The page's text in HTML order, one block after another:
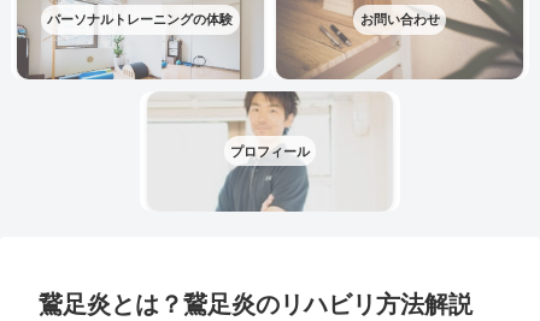
パーソナルトレーニングの体験 お問い合わせ
プロフィール
鵞足炎とは？鵞足炎のリハビリ方法解説